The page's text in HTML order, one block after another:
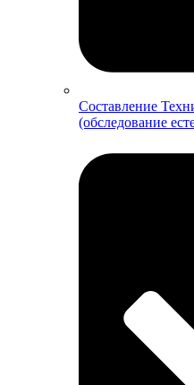
Составление
(обследование